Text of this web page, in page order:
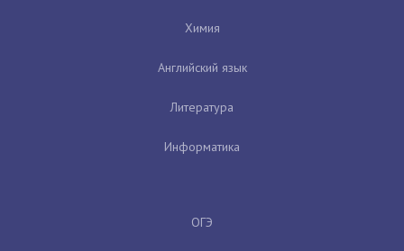
Химия
Английский язык
Литература
Информатика
ОГЭ